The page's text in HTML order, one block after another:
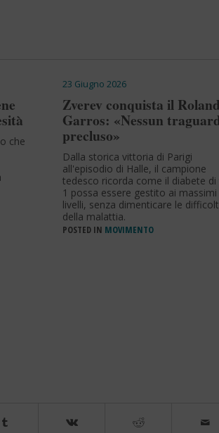
che
23 Giugno 2026
Zverev conquista il Roland
Garros: «Nessun
precluso»
Dalla storica vittoria di Parigi
all'episodio di Halle, il campione
tedesco ricorda come il diabete di
1 possa essere gestito ai massimi
livelli, senza dimenticare le
della malattia.
POSTED IN MOVIMENTO